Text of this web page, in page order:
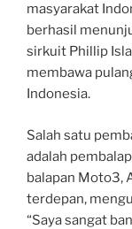
masyarakat
berhasil
sirkuit Phillip
membawa
Indonesia.
Salah satu
adalah
balapan Moto3,
terdepan,
“Saya sangat